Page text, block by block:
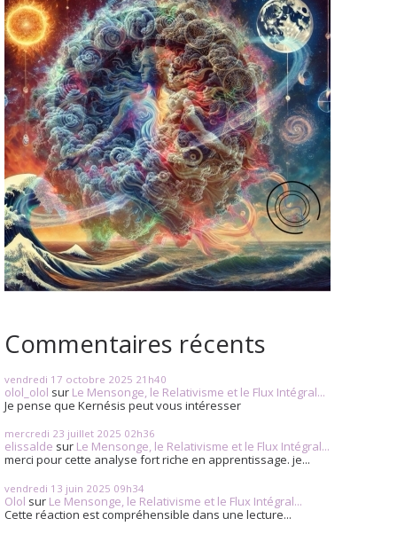
Commentaires récents
vendredi 17 octobre 2025 21h40
olol_olol sur Le Mensonge, le Relativisme et le Flux Intégral...
Je pense que Kernésis peut vous intéresser
mercredi 23 juillet 2025 02h36
elissalde sur Le Mensonge, le Relativisme et le Flux Intégral...
merci pour cette analyse fort riche en apprentissage. je...
vendredi 13 juin 2025 09h34
Olol sur Le Mensonge, le Relativisme et le Flux Intégral...
Cette réaction est compréhensible dans une lecture...